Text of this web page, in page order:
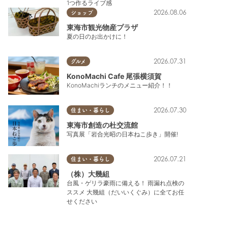
1つ作るライブ感
ショップ 2026.08.06
東海市観光物産プラザ
夏の日のお出かけに！
グルメ 2026.07.31
KonoMachi Cafe 尾張横須賀
KonoMachiランチのメニュー紹介！！
住まい・暮らし 2026.07.30
東海市創造の杜交流館
写真展「岩合光昭の日本ねこ歩き」開催!
住まい・暮らし 2026.07.21
（株）大幾組
台風・ゲリラ豪雨に備える！ 雨漏れ点検の
ススメ 大幾組（だいいくぐみ）に全てお任
せください